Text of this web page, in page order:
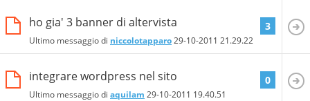
ho gia' 3 banner di altervista
Ultimo messaggio di niccolotapparo29-10-2011 21.29.22
3
integrare wordpress nel sito
Ultimo messaggio di aquilam 29-10-2011 19.40.51
0